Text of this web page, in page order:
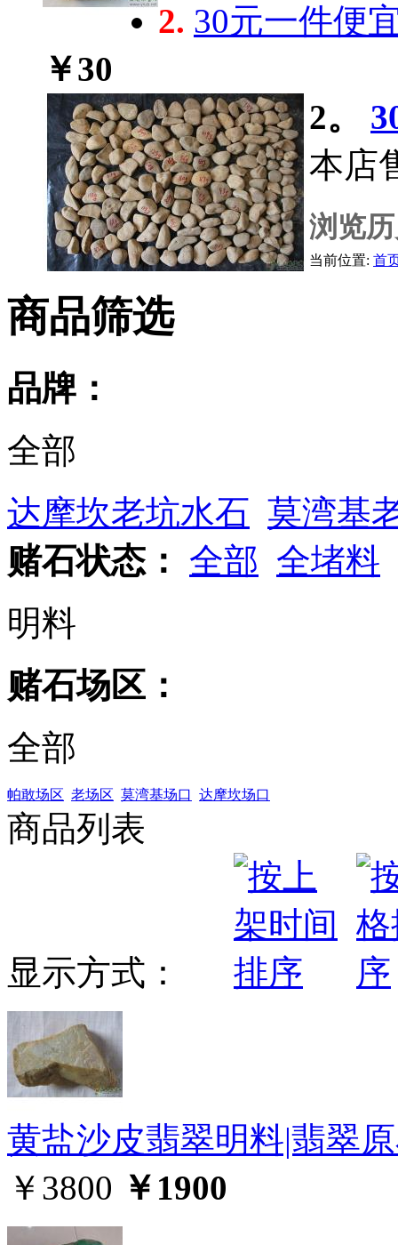
2. 30元一件便
￥30
2。
本店
浏览
当前位置: 首
商品筛选
品牌：
全部
达摩坎老坑水石 莫湾基
赌石状态：
全部 全堵料
明料
赌石场区：
全部
帕敢场区 老场区 莫湾基场口 达摩坎场口
商品列表
显示方式：
黄盐沙皮翡翠明料|翡翠
￥3800 ￥1900